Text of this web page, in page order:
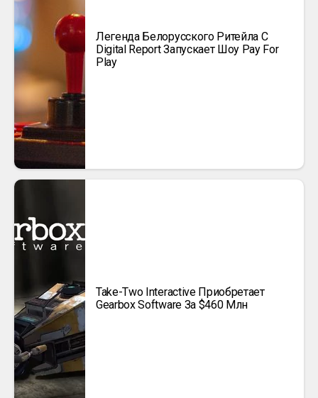
Легенда Белорусского Ритейла C
Digital Report Запускает Шоу Pay For
Play
Take-Two Interactive Приобретает
Gearbox Software За $460 Млн